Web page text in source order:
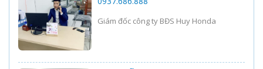
Giám đốc công ty BĐS Huy Honda